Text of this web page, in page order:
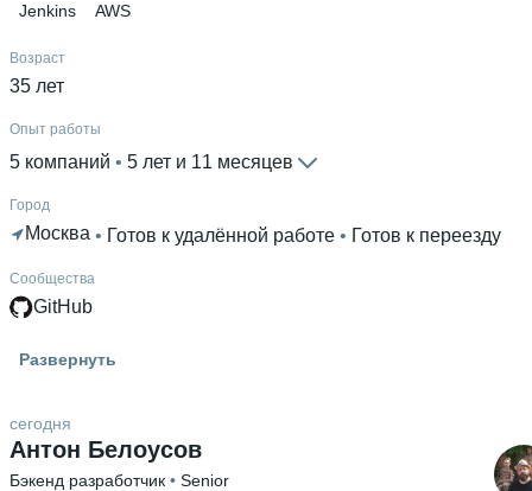
Jenkins
AWS
Возраст
35 лет
Опыт работы
5 компаний 5 лет и 11 месяцев
Город
Москва • Готов к удалённой работе • Готов к переезду
Сообщества
GitHub
Высшее образование
РУДН • Институт мировой экономики и бизнеса
(Международная школа бизнеса)
Развернуть
Антон Белоусов
сегодня
Бэкенд разработчик • Senior